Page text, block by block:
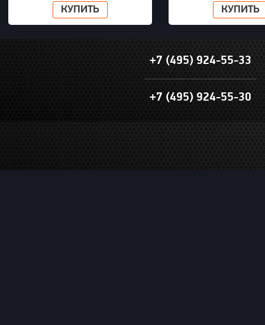
КУПИТЬ КУПИТЬ
+7 (495) 924-55-33
+7 (495) 924-55-30